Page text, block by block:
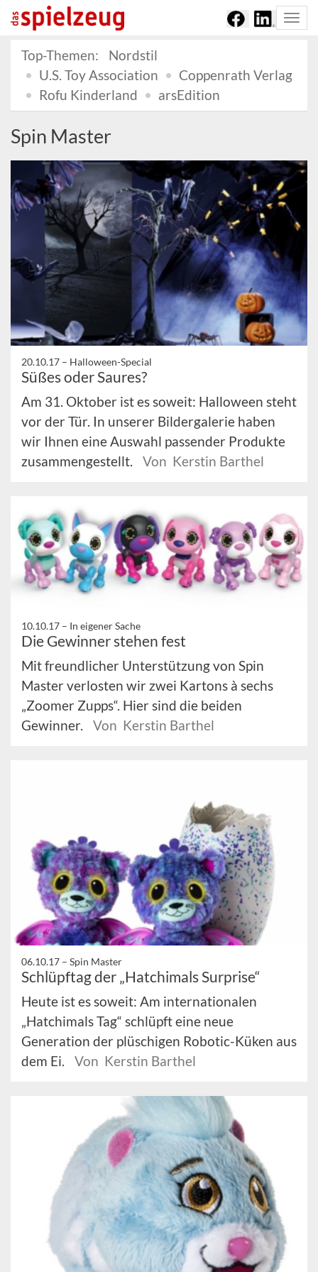
Top-Themen:
Nordstil
U.S. Toy Association
Coppenrath Verlag
Rofu Kinderland
arsEdition
Spin Master
20.10.17 – Halloween-Special
Süßes oder Saures?
Am 31. Oktober ist es soweit: Halloween steht
vor der Tür. In unserer Bildergalerie haben
wir Ihnen eine Auswahl passender Produkte
zusammengestellt.
Von Kerstin Barthel
10.10.17 – In eigener Sache
Die Gewinner stehen fest
Mit freundlicher Unterstützung von Spin
Master verlosten wir zwei Kartons à sechs
„Zoomer Zupps“. Hier sind die beiden
Gewinner.
Von Kerstin Barthel
06.10.17 – Spin Master
Schlüpftag der „Hatchimals Surprise“
Heute ist es soweit: Am internationalen
„Hatchimals Tag“ schlüpft eine neue
Generation der plüschigen Robotic-Küken aus
dem Ei.
Von Kerstin Barthel